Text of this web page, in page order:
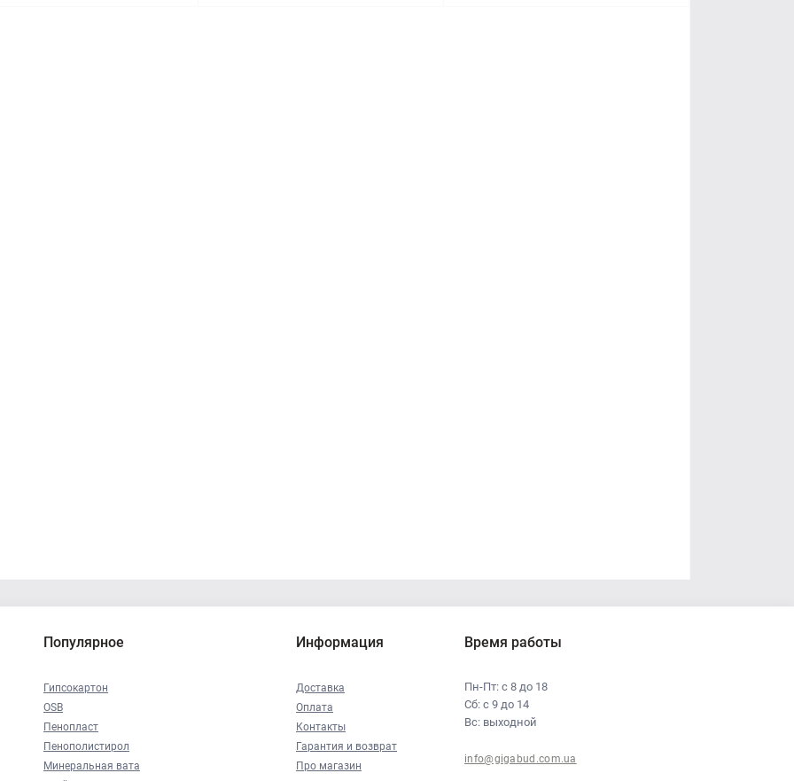
Популярное
Гипсокартон
OSB
Пенопласт
Пенополистирол
Минеральная вата
Информация
Доставка
Оплата
Контакты
Гарантия и возврат
Про магазин
Время работы
Пн-Пт: с 8 до 18
Сб: с 9 до 14
Вс: выходной
info@gigabud.com.ua